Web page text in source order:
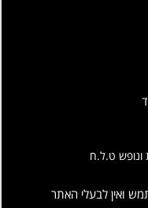
ונופש ט.ל.ח
ואין לבעלי האתר